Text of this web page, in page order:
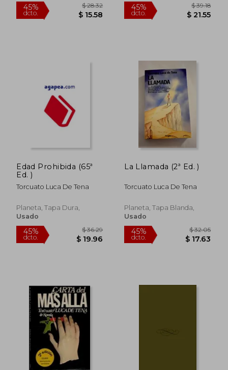
45%
dcto. $ 15.58
Edad Prohibida (65ª
Ed. )
Torcuato Luca De Tena
Planeta, Tapa Dura,
Usado
La Llamada (2ª Ed. )
Torcuato Luca De Tena
Planeta, Tapa Blanda,
Usado